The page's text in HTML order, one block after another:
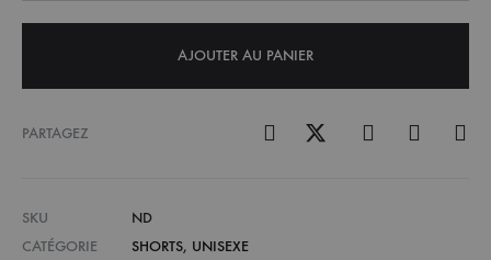
AJOUTER AU PANIER
PARTAGEZ
SKU
ND
CATÉGORIE
SHORTS, UNISEXE